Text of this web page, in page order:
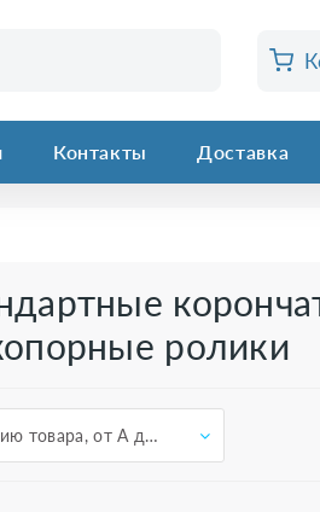
Контакты Доставка
ролики
По названию товара, от А до Я